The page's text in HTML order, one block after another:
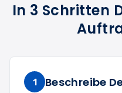
In 3 Schritten
1 Beschreibe